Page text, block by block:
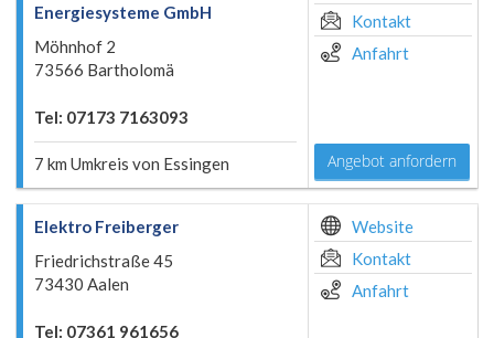
Energiesysteme GmbH
Möhnhof 2
73566 Bartholomä
Tel: 07173 7163093
7 km Umkreis von Essingen
Kontakt
Anfahrt
Angebot anfordern
Elektro Freiberger
Friedrichstraße 45
73430 Aalen
Tel: 07361 961656
Website
Kontakt
Anfahrt